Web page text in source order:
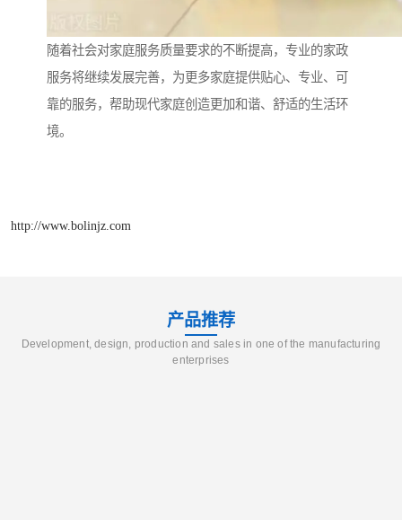
随着社会对家庭服务质量要求的不断提高，专业的家政
服务将继续发展完善，为更多家庭提供贴心、专业、可
靠的服务，帮助现代家庭创造更加和谐、舒适的生活环
境。
http://www.bolinjz.com
产品推荐
Development, design, production and sales in one of the manufacturing
enterprises